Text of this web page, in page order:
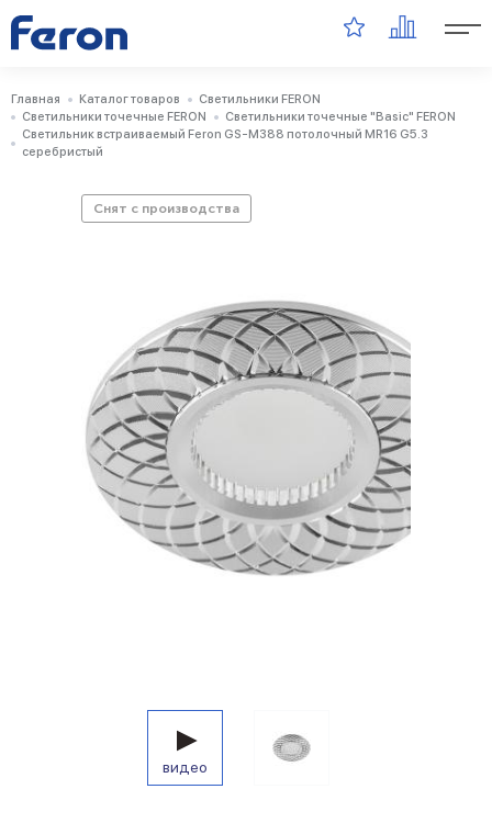
Главная Каталог товаров
Светильники FERON
Светильники точечные FERON
Светильники точечные "Basic" FERON
Светильник встраиваемый Feron GS-M388 потолочный MR16 G5.3
серебристый
видео
Снят с производства